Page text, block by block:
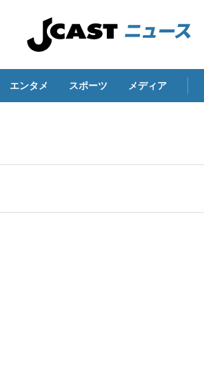
エンタメ スポーツ メディア